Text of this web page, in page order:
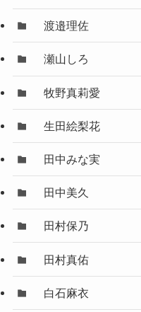
渡邉理佐
瀬山しろ
牧野真莉愛
生田絵梨花
田中みな実
田中美久
田村保乃
田村真佑
白石麻衣